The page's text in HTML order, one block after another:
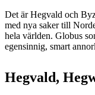
Det är Hegvald och
med nya saker till
hela världen. Globus
egensinnig, smart
Hegvald,